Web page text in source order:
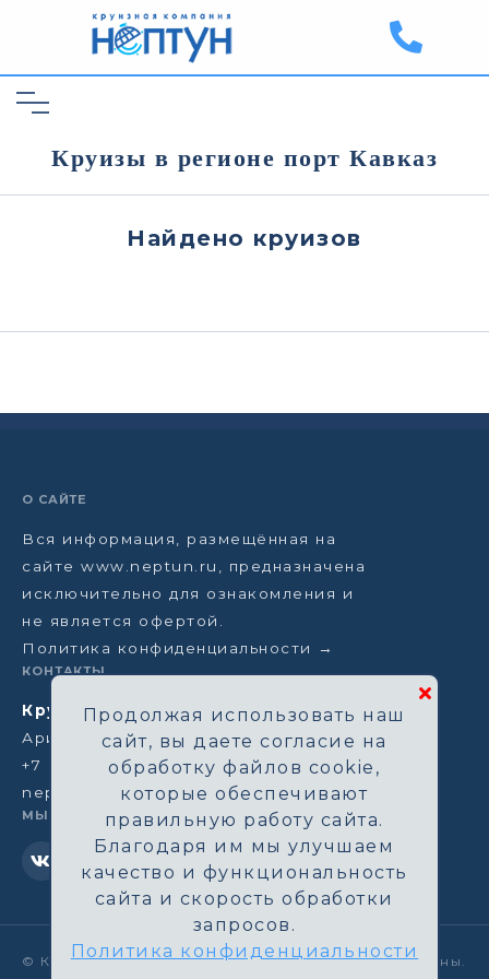
Круизы в регионе порт Кавказ
Найдено круизов
О САЙТЕ
Вся информация, размещённая на
сайте www.neptun.ru, предназначена
исключительно для ознакомления и
не является офертой.
Политика конфиденциальности →
КОНТАКТЫ
Круизная компания Нептун
Аристарховский пер, 3/1, Москва
+7 (964) 583-14-96
neptun@aha.ru
МЫ В СЕТИ
© Круизная компания Нептун. Все права защищены.
Продолжая использовать наш
сайт, вы даете согласие на
обработку файлов cookie,
которые обеспечивают
правильную работу сайта.
Благодаря им мы улучшаем
качество и функциональность
сайта и скорость обработки
запросов.
Политика конфиденциальности